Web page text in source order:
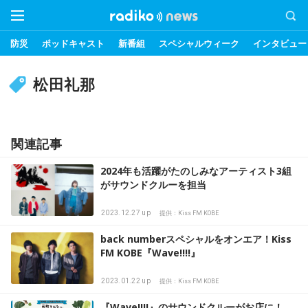
防災 ポッドキャスト 新番組 スペシャルウィーク インタビュー
松田礼那
関連記事
2024年も活躍がたのしみなアーティスト3組
がサウンドクルーを担当
2023.12.27 up 提供：Kiss FM KOBE
back numberスペシャルをオンエア！Kiss
FM KOBE『Wave!!!!』
2023.01.22 up 提供：Kiss FM KOBE